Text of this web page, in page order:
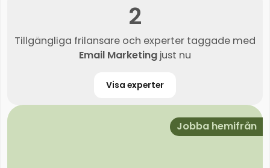
2
Tillgängliga frilansare och experter taggade med
Email Marketing just nu
Visa experter
Jobba hemifrån